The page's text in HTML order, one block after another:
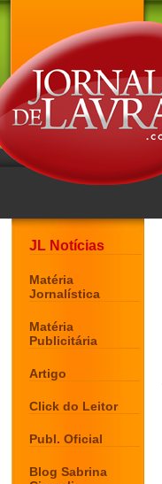
JL Notícias
Matéria
Jornalística
Matéria
Publicitária
Artigo
Click do Leitor
Publ. Oficial
Blog Sabrina